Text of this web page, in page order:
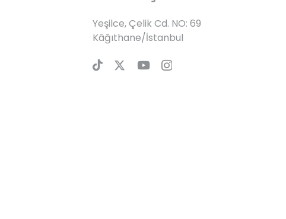
Yeşilce, Çelik Cd. NO: 69
Kâğıthane/İstanbul